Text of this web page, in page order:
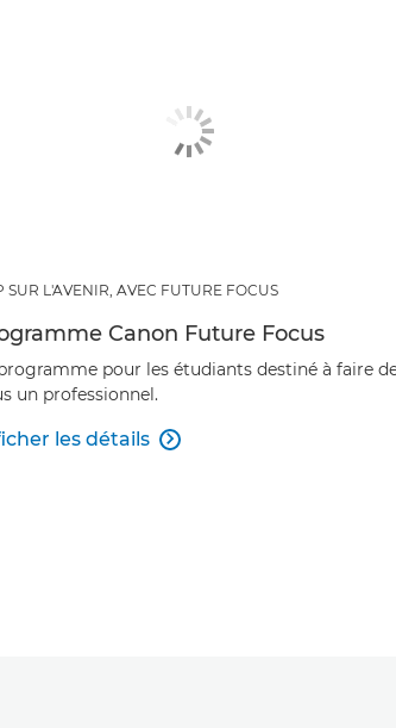
SUR L'AVENIR, AVEC FUTURE FOCUS
Canon Future Focus
pour les étudiants destiné à faire
un professionnel.
les détails 